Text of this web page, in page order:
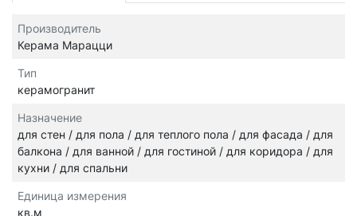
Производитель
Керама Марацци
Тип
керамогранит
Назначение
для стен / для пола / для теплого пола / для фасада / для
балкона / для ванной / для гостиной / для коридора / для
кухни / для спальни
Единица измерения
кв.м